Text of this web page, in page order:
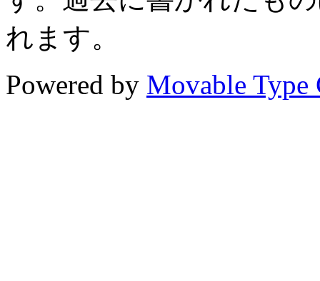
れます。
Powered by Movable Type